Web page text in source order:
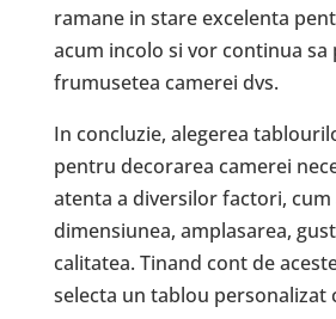
ramane in stare excelenta
acum incolo si vor continua sa
frumusetea camerei dvs.
In concluzie, alegerea
pentru decorarea camerei
atenta a diversilor factori, cum
dimensiunea, amplasarea,
calitatea. Tinand cont de
selecta un tablou personalizat